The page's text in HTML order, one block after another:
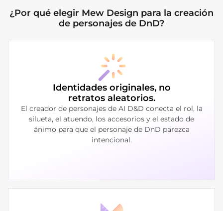
¿Por qué elegir Mew Design para la creación
de personajes de DnD?
Identidades originales, no
retratos aleatorios.
El creador de personajes de AI D&D conecta el rol, la
silueta, el atuendo, los accesorios y el estado de
ánimo para que el personaje de DnD parezca
intencional.